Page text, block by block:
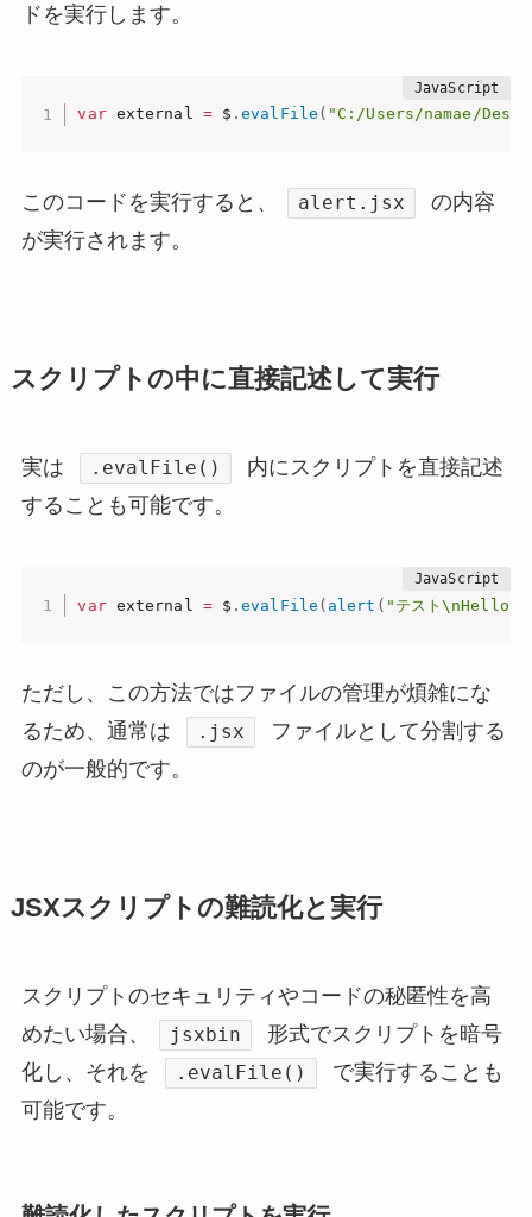
ドを実行します。
var external = $ .evalFile ( "C:/Users/namae/
このコードを実行すると、 alert.jsx
の内容
が実行されます。
スクリプトの中に直接記述して実行
実は .evalFile()
内にスクリプトを直接記述
することも可能です。
var external = $ .evalFile ( alert ( "テスト\nHello
ただし、この方法ではファイルの管理が煩雑にな
るため、通常は
.jsx
ファイルとして分割する
のが一般的です。
JSXスクリプトの難読化と実行
スクリプトのセキュリティやコードの秘匿性を高
めたい場合、
jsxbin
形式でスクリプトを暗号
化し、それを
.evalFile()
で実行することも
可能です。